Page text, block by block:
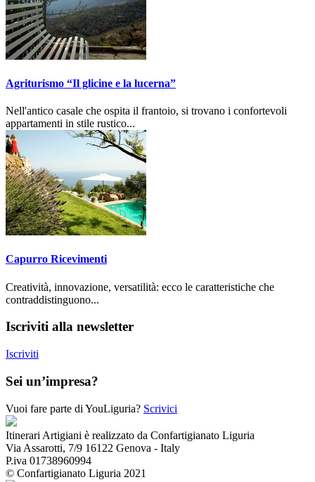
Agriturismo “Il glicine e la lucerna”
Nell'antico casale che ospita il frantoio, si trovano i confortevoli
appartamenti in stile rustico...
Capurro Ricevimenti
Creatività, innovazione, versatilità: ecco le caratteristiche che
contraddistinguono...
Iscriviti alla newsletter
Iscriviti
Sei un’impresa?
Vuoi fare parte di YouLiguria? Scrivici
Itinerari Artigiani è realizzato da Confartigianato Liguria
Via Assarotti, 7/9 16122 Genova - Italy
P.iva 01738960994
© Confartigianato Liguria 2021